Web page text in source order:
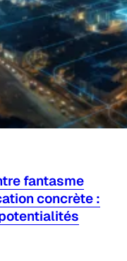
fantasme
concrète :